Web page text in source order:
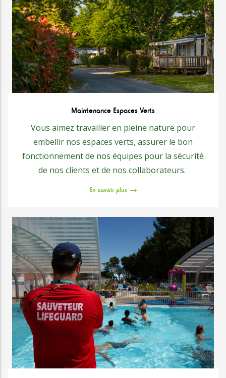
Maintenance Espaces Verts
Vous aimez travailler en pleine nature pour
embellir nos espaces verts, assurer le bon
fonctionnement de nos équipes pour la sécurité
de nos clients et de nos collaborateurs.
En savoir plus